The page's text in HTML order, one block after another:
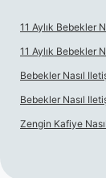
11 Aylık Bebekler
11 Aylık Bebekler
Bebekler Nasıl
Bebekler Nasıl
Zengin Kafiye